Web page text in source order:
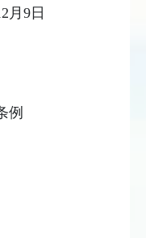
12月9日
例